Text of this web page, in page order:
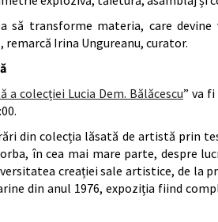
să transforme materia, care
remarcă Irina Ungureanu, curator.
a colecției Lucia Dem. Bălăcescu” va
din colecția lăsată de artistă prin
în cea mai mare parte, despre
creației sale artistice, de la
din anul 1976, expoziția fiind